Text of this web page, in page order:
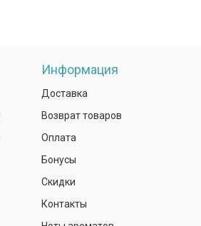
Информация
Доставка
Возврат товаров
Оплата
Бонусы
Скидки
Контакты